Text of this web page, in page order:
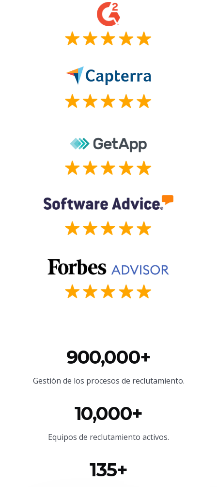
900,000+
Gestión de los procesos de reclutamiento.
10,000+
Equipos de reclutamiento activos.
135+